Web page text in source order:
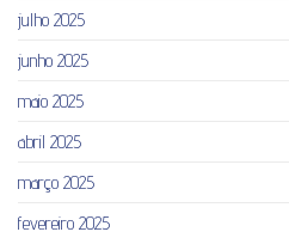
julho 2025
junho 2025
maio 2025
abril 2025
março 2025
fevereiro 2025